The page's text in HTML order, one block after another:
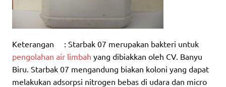
Keterangan : Starbak 07 merupakan bakteri untuk
pengolahan air limbah yang dibiakkan oleh CV. Banyu
Biru. Starbak 07 mengandung biakan koloni yang dapat
melakukan adsorpsi nitrogen bebas di udara dan micro